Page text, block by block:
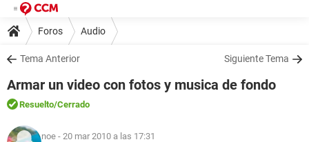
Foros Audio
Tema Anterior Siguiente Tema
Armar un video con fotos y musica de fondo
Resuelto/Cerrado
noe - 20 mar 2010 a las 17:31